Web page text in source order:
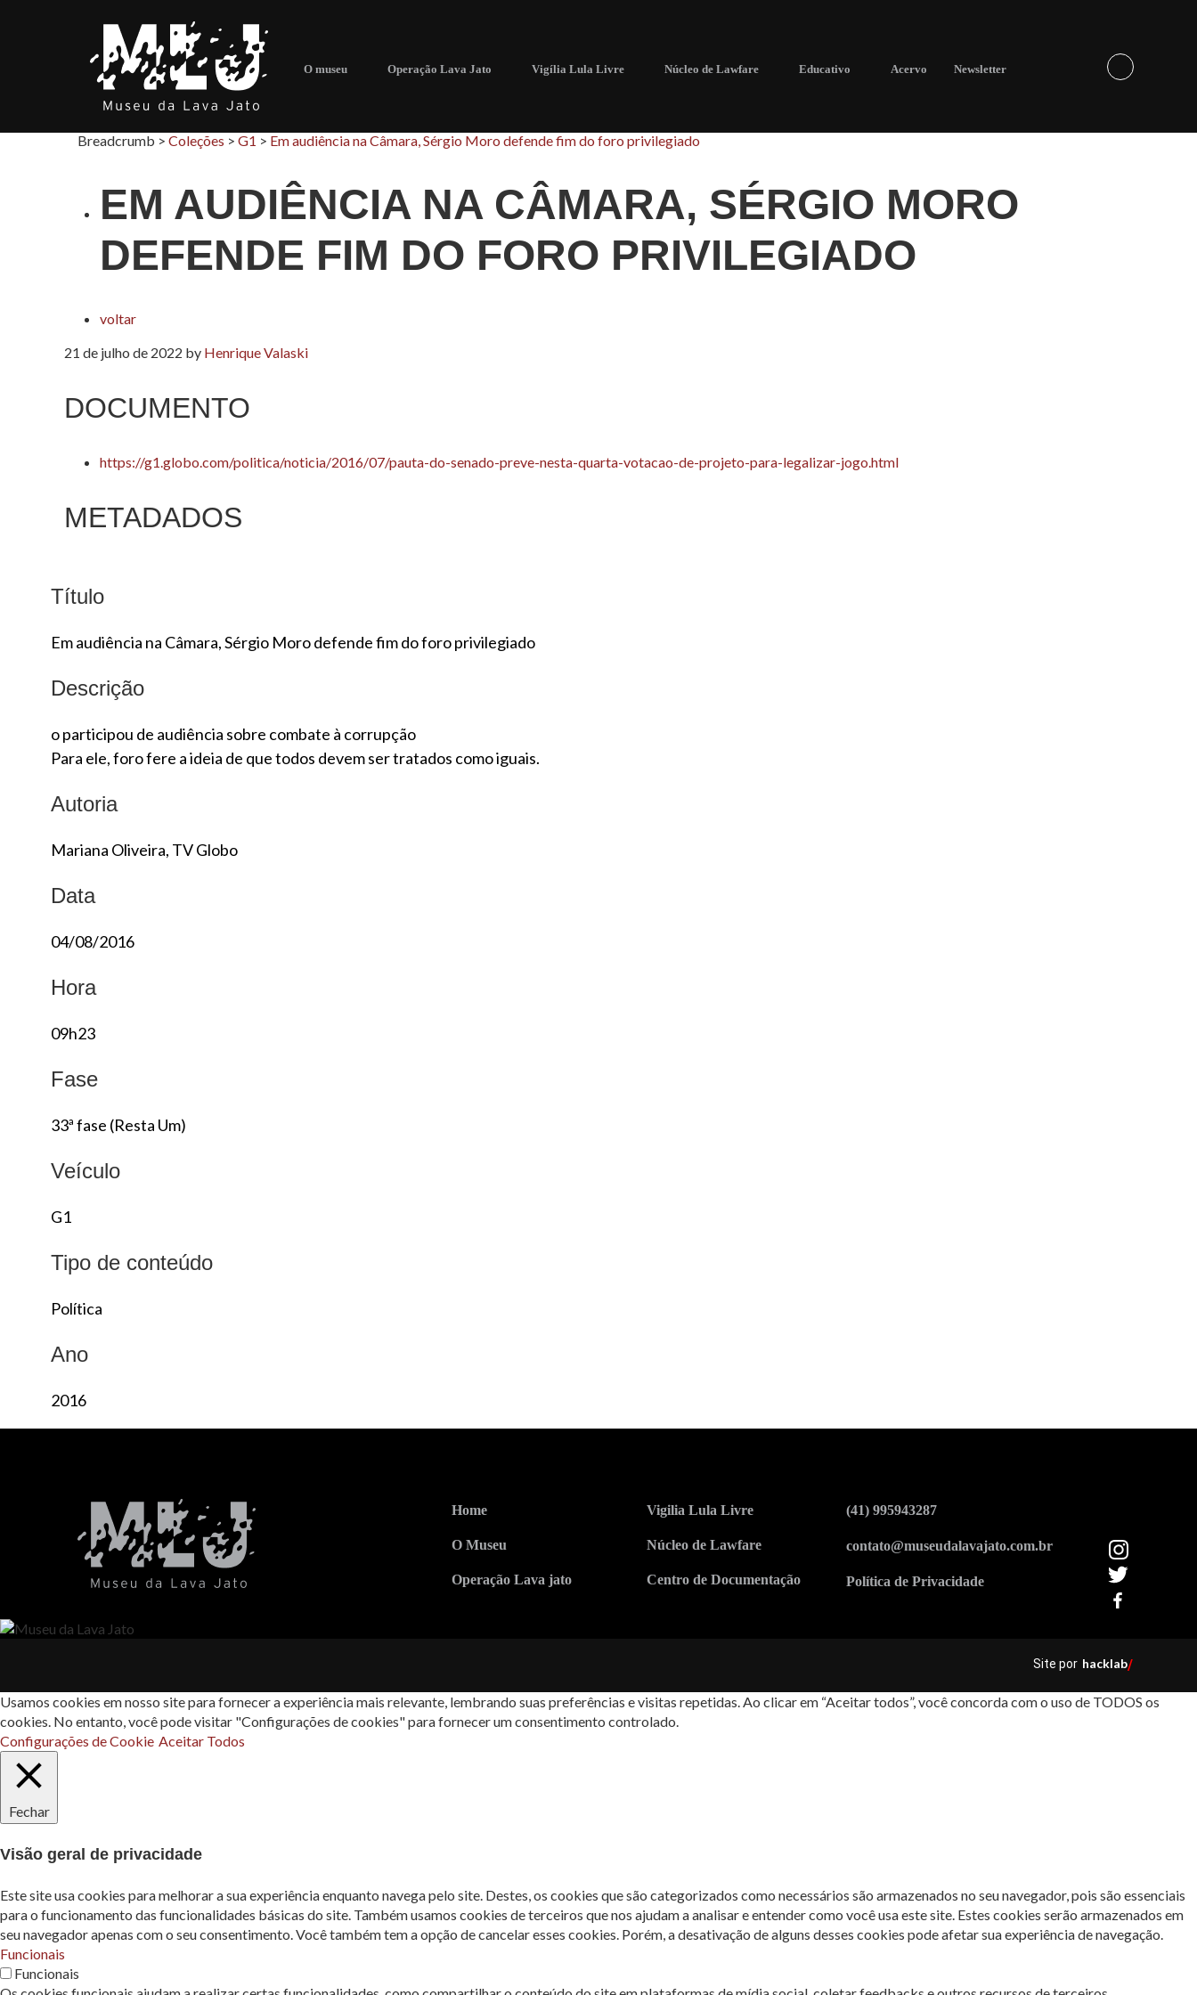
O museu Operação Lava Jato Vigília Lula Livre Núcleo de Lawfare Educativo Acervo Newsletter
Breadcrumb > Coleções > G1 > Em audiência na Câmara, Sérgio Moro defende fim do foro privilegiado
EM AUDIÊNCIA NA CÂMARA, SÉRGIO MORO
DEFENDE FIM DO FORO PRIVILEGIADO
voltar
21 de julho de 2022 by Henrique Valaski
DOCUMENTO
https://g1.globo.com/politica/noticia/2016/07/pauta-do-senado-preve-nesta-quarta-votacao-de-projeto-para-legalizar-jogo.html
METADADOS
Título
Em audiência na Câmara, Sérgio Moro defende fim do foro privilegiado
Descrição
o participou de audiência sobre combate à corrupção
Para ele, foro fere a ideia de que todos devem ser tratados como iguais.
Autoria
Mariana Oliveira, TV Globo
Data
04/08/2016
Hora
09h23
Fase
33ª fase (Resta Um)
Veículo
G1
Tipo de conteúdo
Política
Ano
2016
Home
O Museu
Operação Lava jato
Vigilia Lula Livre
Núcleo de Lawfare
Centro de Documentação
(41) 995943287
contato@museudalavajato.com.br
Política de Privacidade
Site por hacklab/
Usamos cookies em nosso site para fornecer a experiência mais relevante, lembrando suas preferências e visitas repetidas. Ao clicar em “Aceitar todos”, você concorda com o uso de TODOS os
cookies. No entanto, você pode visitar "Configurações de cookies" para fornecer um consentimento controlado.
Configurações de Cookie Aceitar Todos
Fechar
Visão geral de privacidade
Este site usa cookies para melhorar a sua experiência enquanto navega pelo site. Destes, os cookies que são categorizados como necessários são armazenados no seu navegador, pois são essenciais
para o funcionamento das funcionalidades básicas do site. Também usamos cookies de terceiros que nos ajudam a analisar e entender como você usa este site. Estes cookies serão armazenados em
seu navegador apenas com o seu consentimento. Você também tem a opção de cancelar esses cookies. Porém, a desativação de alguns desses cookies pode afetar sua experiência de navegação.
Funcionais
Funcionais